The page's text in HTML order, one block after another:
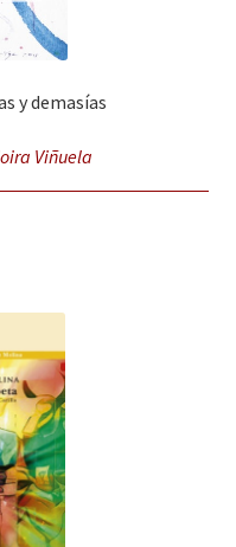
y demasías
Viñuela